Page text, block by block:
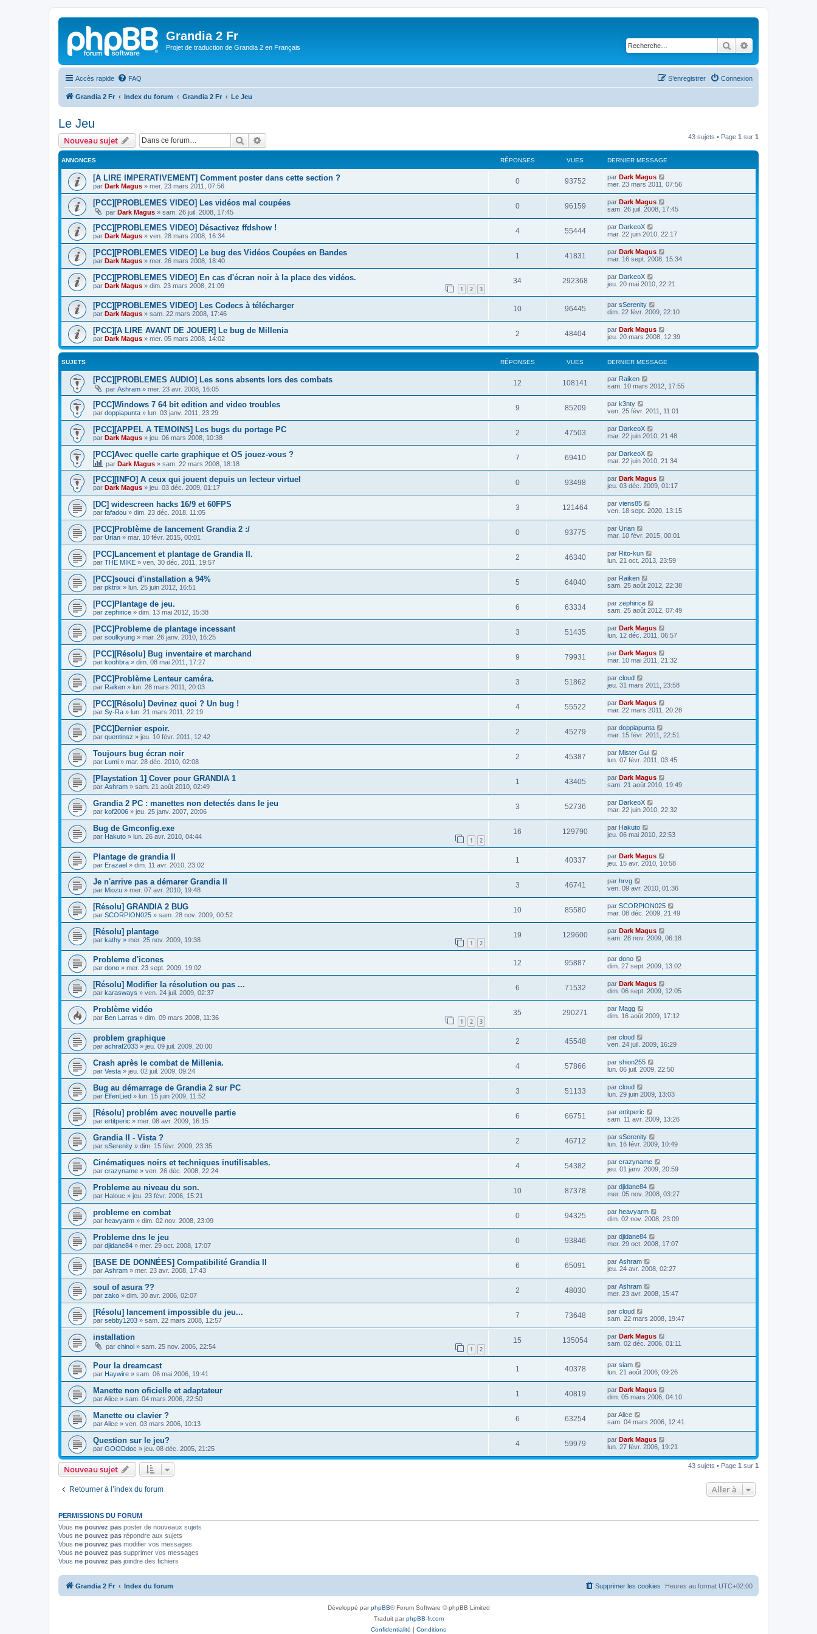
Grandia 2 Fr
Projet de traduction de Grandia 2 en Français Rechercher
Accès rapide FAQ Connexion
S’enregistrer
Grandia 2 Fr Index du forum Grandia 2 Fr Le Jeu
Le Jeu
Nouveau sujet Rechercher 43 sujets • Page 1 sur 1
ANNONCES RÉPONSES VUES DERNIER MESSAGE
[A LIRE IMPERATIVEMENT] Comment poster dans cette section ?
par Dark Magus » mer. 23 mars 2011, 07:56
0 93752 par Dark Magus
mer. 23 mars 2011, 07:56
[PCC][PROBLEMES VIDEO] Les vidéos mal coupées
par Dark Magus » sam. 26 juil. 2008, 17:45
0 96159 par Dark Magus
sam. 26 juil. 2008, 17:45
[PCC][PROBLEMES VIDEO] Désactivez ffdshow !
par Dark Magus » ven. 28 mars 2008, 16:34
4 55444 par DarkeoX
mar. 22 juin 2010, 22:17
[PCC][PROBLEMES VIDEO] Le bug des Vidéos Coupées en Bandes
par Dark Magus » mer. 26 mars 2008, 18:40
1 41831 par Dark Magus
mar. 16 sept. 2008, 15:34
[PCC][PROBLEMES VIDEO] En cas d'écran noir à la place des vidéos.
par Dark Magus » dim. 23 mars 2008, 21:09 1 2 3
34 292368 par DarkeoX
jeu. 20 mai 2010, 22:21
[PCC][PROBLEMES VIDEO] Les Codecs à télécharger
par Dark Magus » sam. 22 mars 2008, 17:46
10 96445 par sSerenity
dim. 22 févr. 2009, 22:10
[PCC][A LIRE AVANT DE JOUER] Le bug de Millenia
par Dark Magus » mer. 05 mars 2008, 14:02
2 48404 par Dark Magus
jeu. 20 mars 2008, 12:39
SUJETS RÉPONSES VUES DERNIER MESSAGE
[PCC][PROBLEMES AUDIO] Les sons absents lors des combats
par Ashram » mer. 23 avr. 2008, 16:05
12 108141 par Raiken
sam. 10 mars 2012, 17:55
[PCC]Windows 7 64 bit edition and video troubles
par doppiapunta » lun. 03 janv. 2011, 23:29
9 85209 par k3nty
ven. 25 févr. 2011, 11:01
[PCC][APPEL A TEMOINS] Les bugs du portage PC
par Dark Magus » jeu. 06 mars 2008, 10:38
2 47503 par DarkeoX
mar. 22 juin 2010, 21:48
[PCC]Avec quelle carte graphique et OS jouez-vous ?
par Dark Magus » sam. 22 mars 2008, 18:18
7 69410 par DarkeoX
mar. 22 juin 2010, 21:34
[PCC][INFO] A ceux qui jouent depuis un lecteur virtuel
par Dark Magus » jeu. 03 déc. 2009, 01:17
0 93498 par Dark Magus
jeu. 03 déc. 2009, 01:17
[DC] widescreen hacks 16/9 et 60FPS
par fafadou » dim. 23 déc. 2018, 11:05
3 121464 par viens85
ven. 18 sept. 2020, 13:15
[PCC]Problème de lancement Grandia 2 :/
par Urian » mar. 10 févr. 2015, 00:01
0 93775 par Urian
mar. 10 févr. 2015, 00:01
[PCC]Lancement et plantage de Grandia II.
par THE MIKE » ven. 30 déc. 2011, 19:57
2 46340 par Rito-kun
lun. 21 oct. 2013, 23:59
[PCC]souci d'installation a 94%
par pktrix » lun. 25 juin 2012, 16:51
5 64040 par Raiken
sam. 25 août 2012, 22:38
[PCC]Plantage de jeu.
par zephirice » dim. 13 mai 2012, 15:38
6 63334 par zephirice
sam. 25 août 2012, 07:49
[PCC]Probleme de plantage incessant
par soulkyung » mar. 26 janv. 2010, 16:25
3 51435 par Dark Magus
lun. 12 déc. 2011, 06:57
[PCC][Résolu] Bug inventaire et marchand
par koohbra » dim. 08 mai 2011, 17:27
9 79931 par Dark Magus
mar. 10 mai 2011, 21:32
[PCC]Problème Lenteur caméra.
par Raiken » lun. 28 mars 2011, 20:03
3 51862 par cloud
jeu. 31 mars 2011, 23:58
[PCC][Résolu] Devinez quoi ? Un bug !
par Sy-Ra » lun. 21 mars 2011, 22:19
4 55522 par Dark Magus
mar. 22 mars 2011, 20:28
[PCC]Dernier espoir.
par quentinsz » jeu. 10 févr. 2011, 12:42
2 45279 par doppiapunta
mar. 15 févr. 2011, 22:51
Toujours bug écran noir
par Lumi » mar. 28 déc. 2010, 02:08
2 45387 par Mister Gui
lun. 07 févr. 2011, 03:45
[Playstation 1] Cover pour GRANDIA 1
par Ashram » sam. 21 août 2010, 02:49
1 43405 par Dark Magus
sam. 21 août 2010, 19:49
Grandia 2 PC : manettes non detectés dans le jeu
par kof2006 » jeu. 25 janv. 2007, 20:06
3 52736 par DarkeoX
mar. 22 juin 2010, 22:32
Bug de Gmconfig.exe
par Hakuto » lun. 26 avr. 2010, 04:44 1 2
16 129790 par Hakuto
jeu. 06 mai 2010, 22:53
Plantage de grandia II
par Erazael » dim. 11 avr. 2010, 23:02
1 40337 par Dark Magus
jeu. 15 avr. 2010, 10:58
Je n'arrive pas a démarer Grandia II
par Miozu » mer. 07 avr. 2010, 19:48
3 46741 par hrvg
ven. 09 avr. 2010, 01:36
[Résolu] GRANDIA 2 BUG
par SCORPION025 » sam. 28 nov. 2009, 00:52
10 85580 par SCORPION025
mar. 08 déc. 2009, 21:49
[Résolu] plantage
par kathy » mer. 25 nov. 2009, 19:38 1 2
19 129600 par Dark Magus
sam. 28 nov. 2009, 06:18
Probleme d'icones
par dono » mer. 23 sept. 2009, 19:02
12 95887 par dono
dim. 27 sept. 2009, 13:02
[Résolu] Modifier la résolution ou pas ...
par karasways » ven. 24 juil. 2009, 02:37
6 71532 par Dark Magus
dim. 06 sept. 2009, 12:05
Problème vidéo
par Ben Larras » dim. 09 mars 2008, 11:36 1 2 3
35 290271 par Magg
dim. 16 août 2009, 17:12
problem graphique
par achraf2033 » jeu. 09 juil. 2009, 20:00
2 45548 par cloud
ven. 24 juil. 2009, 16:29
Crash après le combat de Millenia.
par Vesta » jeu. 02 juil. 2009, 09:24
4 57866 par shion255
lun. 06 juil. 2009, 22:50
Bug au démarrage de Grandia 2 sur PC
par ElfenLied » lun. 15 juin 2009, 11:52
3 51133 par cloud
lun. 29 juin 2009, 13:03
[Résolu] problém avec nouvelle partie
par ertitperic » mer. 08 avr. 2009, 16:15
6 66751 par ertitperic
sam. 11 avr. 2009, 13:26
Grandia II - Vista ?
par sSerenity » dim. 15 févr. 2009, 23:35
2 46712 par sSerenity
lun. 16 févr. 2009, 10:49
Cinématiques noirs et techniques inutilisables.
par crazyname » ven. 26 déc. 2008, 22:24
4 54382 par crazyname
jeu. 01 janv. 2009, 20:59
Probleme au niveau du son.
par Halouc » jeu. 23 févr. 2006, 15:21
10 87378 par djidane84
mer. 05 nov. 2008, 03:27
probleme en combat
par heavyarm » dim. 02 nov. 2008, 23:09
0 94325 par heavyarm
dim. 02 nov. 2008, 23:09
Probleme dns le jeu
par djidane84 » mer. 29 oct. 2008, 17:07
0 93846 par djidane84
mer. 29 oct. 2008, 17:07
[BASE DE DONNÉES] Compatibilité Grandia II
par Ashram » mer. 23 avr. 2008, 17:43
6 65091 par Ashram
jeu. 24 avr. 2008, 02:27
soul of asura ??
par zako » dim. 30 avr. 2006, 02:07
2 48030 par Ashram
mer. 23 avr. 2008, 15:47
[Résolu] lancement impossible du jeu...
par sebby1203 » sam. 22 mars 2008, 12:57
7 73648 par cloud
sam. 22 mars 2008, 19:47
installation
par chinoi » sam. 25 nov. 2006, 22:54 1 2
15 135054 par Dark Magus
sam. 02 déc. 2006, 01:11
Pour la dreamcast
par Haywire » sam. 06 mai 2006, 19:41
1 40378 par siam
lun. 21 août 2006, 09:26
Manette non oficielle et adaptateur
parAlice » sam. 04 mars 2006, 22:50
1 40819 par Dark Magus
dim. 05 mars 2006, 04:10
Manette ou clavier ?
parAlice » ven. 03 mars 2006, 10:13
6 63254 parAlice
sam. 04 mars 2006, 12:41
Question sur le jeu?
par GOODdoc » jeu. 08 déc. 2005, 21:25
4 59979 par Dark Magus
lun. 27 févr. 2006, 19:21
Nouveau sujet 43 sujets • Page 1 sur 1
Retourner à l’index du forum Aller à
PERMISSIONS DU FORUM
Vous ne pouvez pas poster de nouveaux sujets
Vous ne pouvez pas répondre aux sujets
Vous ne pouvez pas modifier vos messages
Vous ne pouvez pas supprimer vos messages
Vous ne pouvez pas joindre des fichiers
Grandia 2 Fr Index du forum Heures au format UTC+02:00
Supprimer les cookies
Développé parphpBB® Forum Software © phpBB Limited
Traduit parphpBB-fr.com
Confidentialité | Conditions